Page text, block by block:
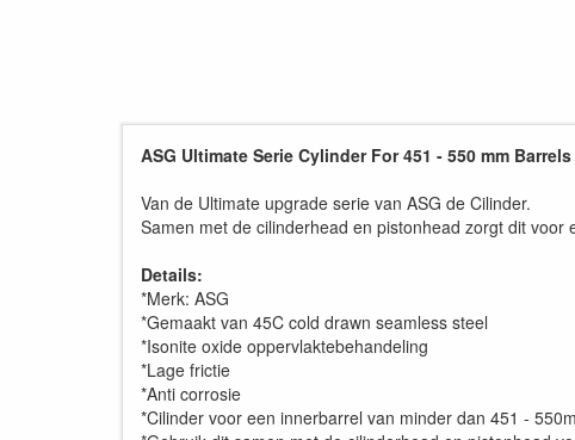
ASG Ultimate Serie Cylinder For 451 - 550 mm Barrels
Van de Ultimate upgrade serie van ASG de Cilinder.
Samen met de cilinderhead en pistonhead zorgt dit voor
Details:
*Merk: ASG
*Gemaakt van 45C cold drawn seamless steel
*Isonite oxide oppervlaktebehandeling
*Lage frictie
*Anti corrosie
*Cilinder voor een innerbarrel van minder dan 451 -